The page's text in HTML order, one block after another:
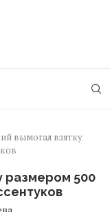
вымогал взятку
размером 500